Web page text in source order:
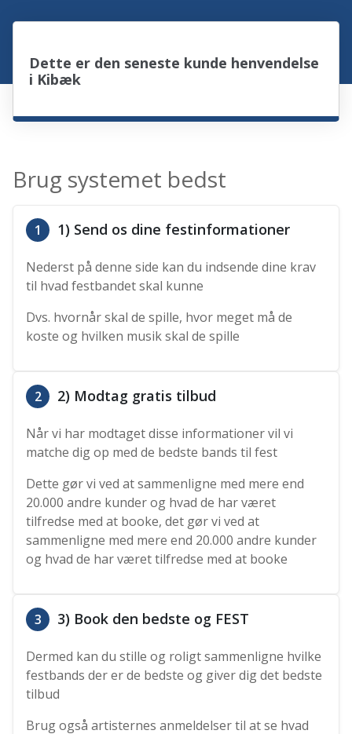
Dette er den seneste kunde henvendelse
i Kibæk
Brug systemet bedst
1 1) Send os dine festinformationer
Nederst på denne side kan du indsende dine krav
til hvad festbandet skal kunne
Dvs. hvornår skal de spille, hvor meget må de
koste og hvilken musik skal de spille
2 2) Modtag gratis tilbud
Når vi har modtaget disse informationer vil vi
matche dig op med de bedste bands til fest
Dette gør vi ved at sammenligne med mere end
20.000 andre kunder og hvad de har været
tilfredse med at booke, det gør vi ved at
sammenligne med mere end 20.000 andre kunder
og hvad de har været tilfredse med at booke
3 3) Book den bedste og FEST
Dermed kan du stille og roligt sammenligne hvilke
festbands der er de bedste og giver dig det bedste
tilbud
Brug også artisternes anmeldelser til at se hvad